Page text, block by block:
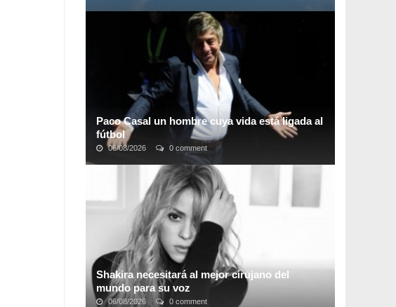
Boeingsigue sin poder certificar sus aviones737 MAX
después de los dos accidentes ocurridos hace unos
meses. Recientemente se descubrió que
Paco Casal un hombre cuya vida está ligada al
fútbol
06/08/2026 0 comment
Francisco “Paco” Casal es sin lugar a dudas uno de los
referentes más importantes del fútbol sudamericano,
por su destacada labor como intermediario ...
Shakira necesitará al mejor cirujano del
mundo para su voz
06/08/2026 0 comment